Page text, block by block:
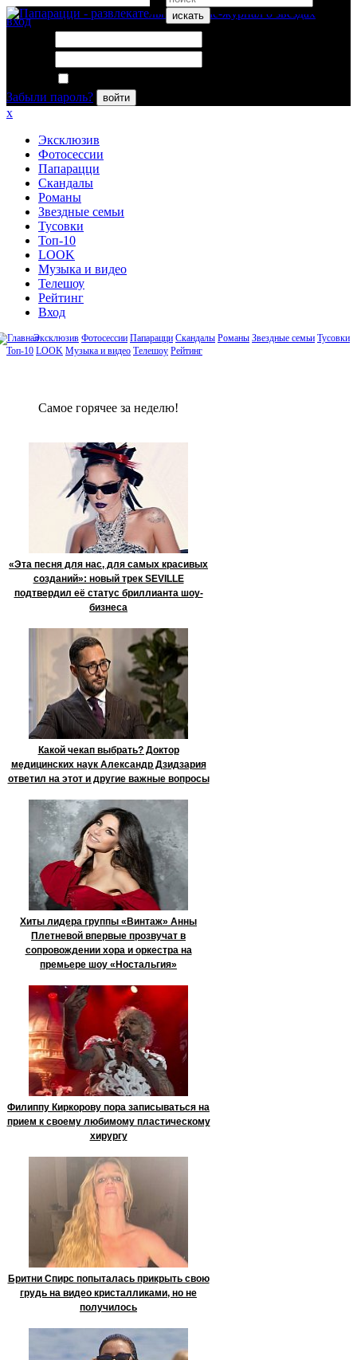
искать
вход
Забыли пароль?
войти
x
Эксклюзив
Фотосессии
Папарацци
Скандалы
Романы
Звездные семьи
Тусовки
Топ-10
LOOK
Музыка и видео
Телешоу
Рейтинг
Вход
Эксклюзив Фотосессии Папарацци Скандалы Романы Звездные семьи Тусовки
Топ-10 LOOK Музыка и видео Телешоу Рейтинг
Сaмое гoрячее за неделю!
«Эта песня для нас, для самых красивых
созданий»: новый трек SEVILLE
подтвердил её статус бриллианта шоу-
бизнеса
Какой чекап выбрать? Доктор
медицинских наук Александр Дзидзария
ответил на этот и другие важные вопросы
Хиты лидера группы «Винтаж» Анны
Плетневой впервые прозвучат в
сопровождении хора и оркестра на
премьере шоу «Ностальгия»
Филиппу Киркорову пора записываться на
прием к своему любимому пластическому
хирургу
Бритни Спирс попыталась прикрыть свою
грудь на видео кристалликами, но не
получилось